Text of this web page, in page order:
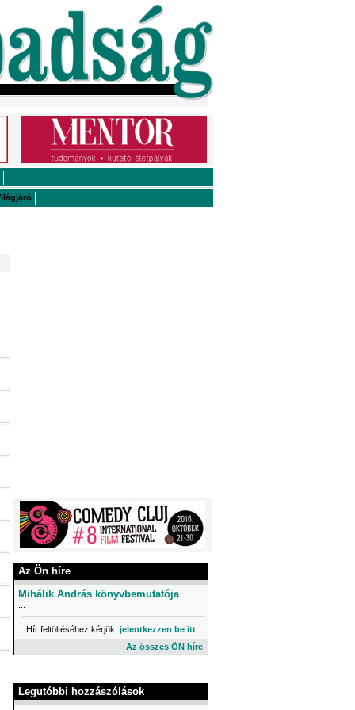
Az Ön híre
Mihálik András könyvbemutatója
Hír feltöltéséhez kérjük, jelentkezzen be itt
Az összes ÖN híre
Legutóbbi hozzászólások